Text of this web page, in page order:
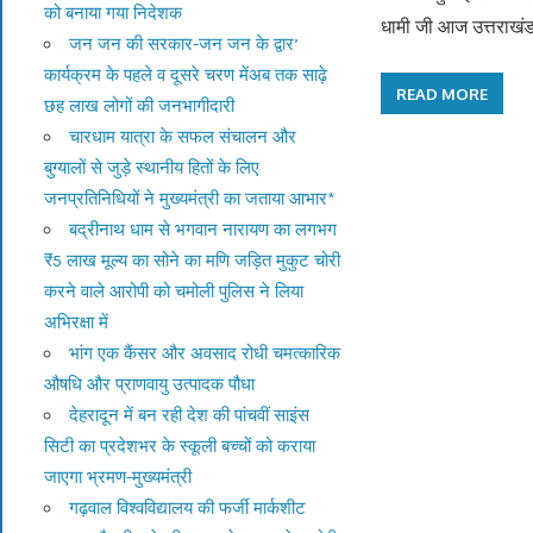
धामी जी आज
READ MORE
को बनाया गया निदेशक
जन जन की सरकार-जन जन के द्वार’
कार्यक्रम के पहले व दूसरे चरण मेंअब तक साढ़े
छह लाख लोगों की जनभागीदारी
चारधाम यात्रा के सफल संचालन और
बुग्यालों से जुड़े स्थानीय हितों के लिए
जनप्रतिनिधियों ने मुख्यमंत्री का जताया आभार*
बद्रीनाथ धाम से भगवान नारायण का लगभग
₹5 लाख मूल्य का सोने का मणि जड़ित मुकुट चोरी
करने वाले आरोपी को चमोली पुलिस ने लिया
अभिरक्षा में
भांग एक कैंसर और अवसाद रोधी चमत्कारिक
औषधि और प्राणवायु उत्पादक पौधा
देहरादून में बन रही देश की पांचवीं साइंस
सिटी का प्रदेशभर के स्कूली बच्चों को कराया
जाएगा भ्रमण-मुख्यमंत्री
गढ़वाल विश्वविद्यालय की फर्जी मार्कशीट